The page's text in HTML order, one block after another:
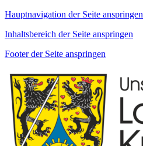
Hauptnavigation der Seite anspringen
Inhaltsbereich der Seite anspringen
Footer der Seite anspringen